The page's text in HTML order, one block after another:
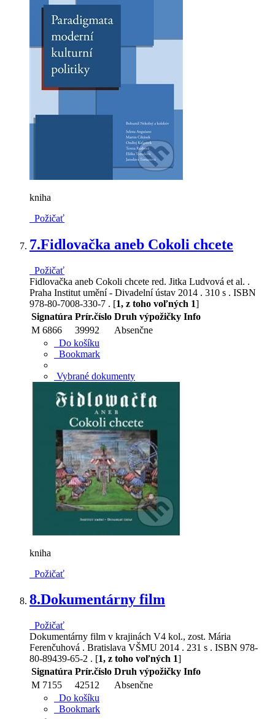
kniha
Požičať
7.Fidlovačka aneb Cokoli chcete
Požičať
Fidlovačka aneb Cokoli chcete red. Jitka Ludvová et al. .
Praha Institut umění - Divadelní ústav 2014 . 310 s . ISBN
978-80-7008-330-7 . [1, z toho voľných 1]
Signatúra Prír.číslo Druh výpožičky Info
M 6866
39992
Absenčne
Do košíku
Bookmark
Vybrané dokumenty
kniha
Požičať
8.Dokumentárny film
Požičať
Dokumentárny film v krajinách V4 kol., zost. Mária
Ferenčuhová . Bratislava VŠMU 2014 . 231 s . ISBN 978-
80-89439-65-2 . [1, z toho voľných 1]
Signatúra Prír.číslo Druh výpožičky Info
M 7155
42512
Absenčne
Do košíku
Bookmark